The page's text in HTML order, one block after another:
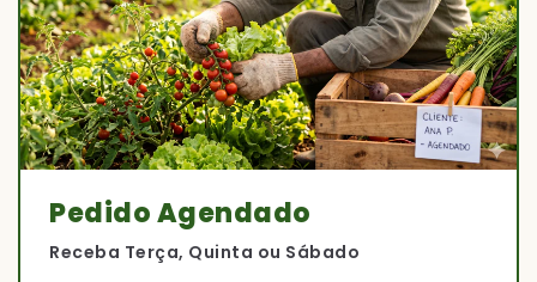
Pedido Agendado
Receba Terça, Quinta ou Sábado